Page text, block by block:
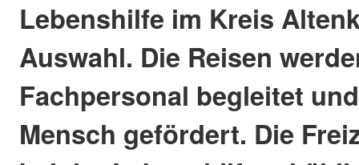
Lebenshilfe im Kreis
Auswahl. Die Reisen
Fachpersonal begleitet
Mensch gefördert. Die